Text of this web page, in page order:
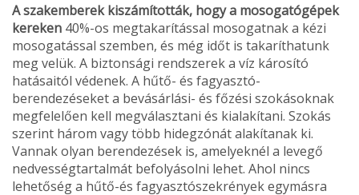
A szakemberek kiszámítot­ták, hogy a mosogatógépek
kereken 40%-os megtakarítással mosogatnak a kézi
mosogatással szemben, és még időt is takaríthatunk
meg velük. A biztonsági rendszerek a víz károsító
hatásaitól védenek. A hűtő- és fagyasztó-
berendezéseket a bevásárlási- és főzési szoká­soknak
megfelelően kell megválasztani és kialakítani. Szokás
szerint három vagy több hidegzónát alakítanak ki.
Vannak olyan berendezések is, amelyeknél a levegő
nedvesség­tartalmát befolyásolni lehet. Ahol nincs
lehetőség a hűtő-és fagyasztószekrények egymásra